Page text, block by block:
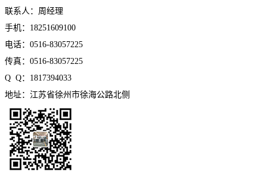
联系人：周经理
手机：18251609100
电话：0516-83057225
传真：0516-83057225
Q Q：1817394033
地址：江苏省徐州市徐海公路北侧